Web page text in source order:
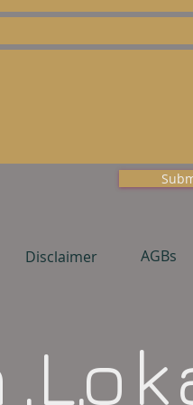
Disclaimer AGBs